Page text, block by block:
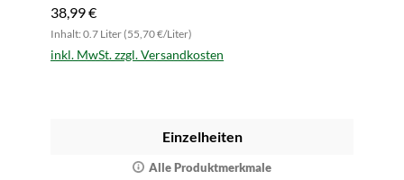
38,99 €
Inhalt: 0.7 Liter (55,70 €/Liter)
inkl. MwSt. zzgl. Versandkosten
Einzelheiten
Alle Produktmerkmale